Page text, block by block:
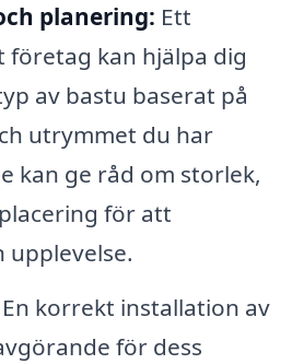
planering: Ett
företag kan hjälpa dig
av bastu baserat på
utrymmet du har
kan ge råd om storlek,
för att
upplevelse.
En korrekt installation av
för dess